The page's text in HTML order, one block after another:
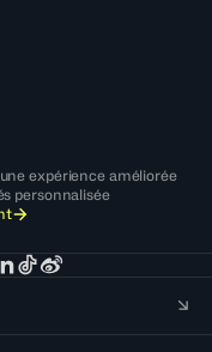
expérience améliorée
personnalisée